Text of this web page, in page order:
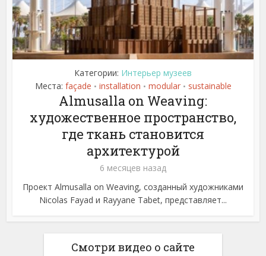
Категории: Интерьер музеев
Места: façade • installation • modular • sustainable
Almusalla on Weaving:
художественное пространство,
где ткань становится
архитектурой
6 месяцев назад
Проект Almusalla on Weaving, созданный художниками
Nicolas Fayad и Rayyane Tabet, представляет...
Смотри видео о сайте